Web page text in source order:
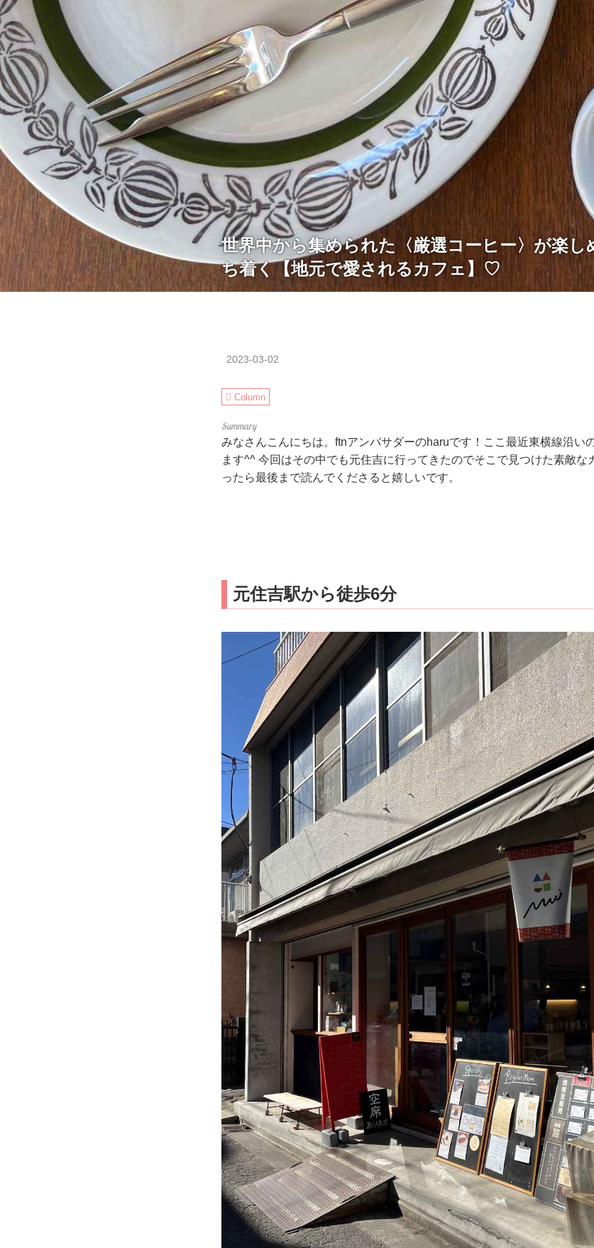
世界中から集められた〈厳選コーヒー〉が楽し
ち着く【地元で愛されるカフェ】♡
2023-03-02
Column
みなさんこんにちは。ftnアンバサダーのharuです！ここ最近東横線沿い
ます^^ 今回はその中でも元住吉に行ってきたのでそこで見つけた素敵な
ったら最後まで読んでくださると嬉しいです。
元住吉駅から徒歩6分